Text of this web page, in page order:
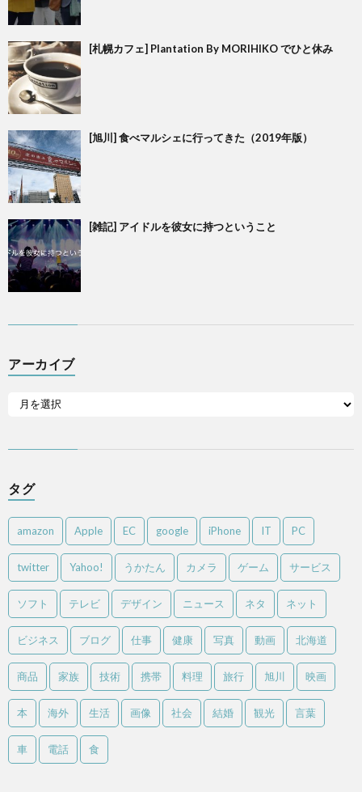
[札幌カフェ] Plantation By MORIHIKO でひと休み
[旭川] 食べマルシェに行ってきた（2019年版）
[雑記] アイドルを彼女に持つということ
アーカイブ
タグ
amazon Apple EC google iPhone IT PC
twitter Yahoo! うかたん カメラ ゲーム サービス
ソフト テレビ デザイン ニュース ネタ ネット
ビジネス ブログ 仕事 健康 写真 動画 北海道
商品 家族 技術 携帯 料理 旅行 旭川 映画
本 海外 生活 画像 社会 結婚 観光 言葉
車 電話 食